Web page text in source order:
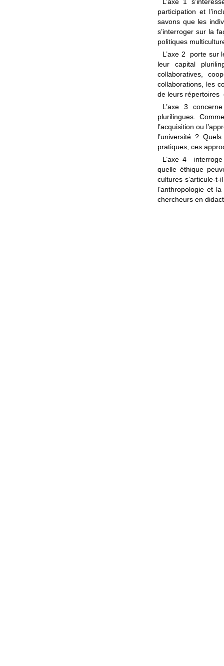
participation et
savons que les
s’interroger sur la
politiques
L’axe 2 porte sur
leur capital
collaboratives,
collaborations, les
de leurs répertoires
L’axe 3
plurilingues.
l’acquisition ou
l’université ?
pratiques, ces
L’axe 4 interroge
quelle éthique
cultures s’articule-
l’anthropologie et
chercheurs en